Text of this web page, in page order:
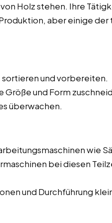
Holz stehen. Ihre
aber einige
sortieren und vorbereiten.
Größe und Form
überwachen.
wie
bei diesen
und Durchführung